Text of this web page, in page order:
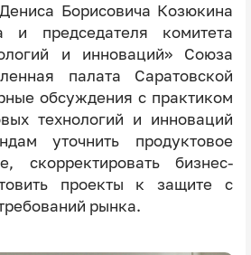
Борисовича Козюкина
председателя комитета
и инноваций» Союза
палата Саратовской
обсуждения с практиком
технологий и инноваций
уточнить продуктовое
скорректировать бизнес-
проекты к защите с
рынка.